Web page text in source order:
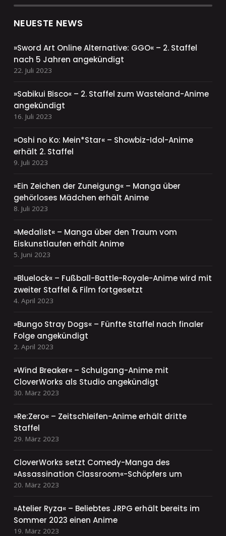
NEUESTE NEWS
»Sword Art Online Alternative: GGO« – 2. Staffel
nach 5 Jahren angekündigt
22. Juli 2023
»Sabikui Bisco« – 2. Staffel zum Wasteland-Anime
angekündigt
16. Juli 2023
»Oshi no Ko: Mein*Star« – Showbiz-Idol-Anime
erhält 2. Staffel
9. Juli 2023
»Ein Zeichen der Zuneigung« – Manga über
gehörloses Mädchen erhält Anime
8. Juli 2023
»Medalist« – Manga über den Traum vom
Eiskunstlaufen erhält Anime
5. Juni 2023
»Bluelock« – Fußball-Battle-Royale-Anime wird mit
zweiter Staffel & Film fortgesetzt
4. April 2023
»Bungo Stray Dogs« – Fünfte Staffel nach finaler
Folge angekündigt
2. April 2023
»Wind Breaker« – Schulgang-Anime mit
CloverWorks als Studio angekündigt
30. März 2023
»Re:Zero« – Zeitschleifen-Anime erhält dritte
Staffel
29. März 2023
CloverWorks setzt Comedy-Manga des
»Assassination Classroom«-Schöpfers um
20. März 2023
»Atelier Ryza« – Beliebtes JRPG erhält bereits im
Sommer 2023 einen Anime
19. März 2023